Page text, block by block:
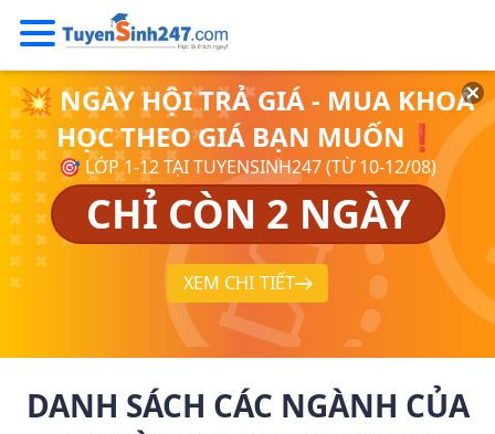
💥 NGÀY HỘI TRẢ GIÁ - MUA KHOÁ
HỌC THEO GIÁ BẠN MUỐN❗
🎯 LỚP 1-12 TẠI TUYENSINH247 (TỪ 10-12/08)
CHỈ CÒN 2 NGÀY
XEM CHI TIẾT
DANH SÁCH CÁC NGÀNH CỦA